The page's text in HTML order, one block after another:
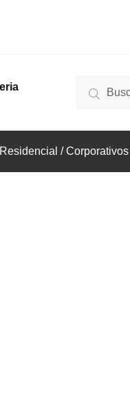
por:
Buscar
Residencial / Corporativos